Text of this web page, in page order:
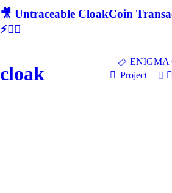
🎥 Untraceable CloakCoin
⚡🕵‍♂
cloak
ENIGMA
Project